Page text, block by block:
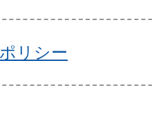
リシー